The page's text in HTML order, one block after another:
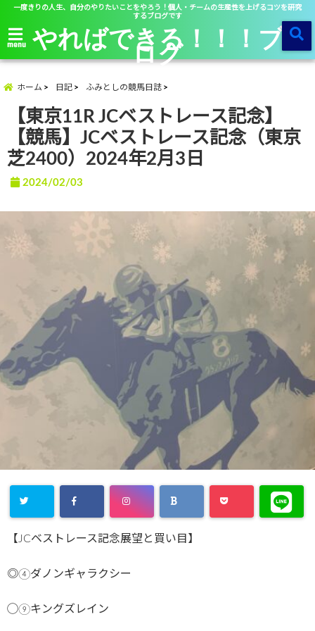
一度きりの人生、自分のやりたいことをやろう！個人・チームの生産性を上げるコツを研究
するブログです
menu やればできる！！！ブ
ログ
ホーム 日記 ふみとしの競馬日誌
【東京11R JCベストレース記念】
【競馬】JCベストレース記念（東京
芝2400）2024年2月3日
2024/02/03
【JCベストレース記念展望と買い目】
◎④ダノンギャラクシー
◯⑨キングズレイン